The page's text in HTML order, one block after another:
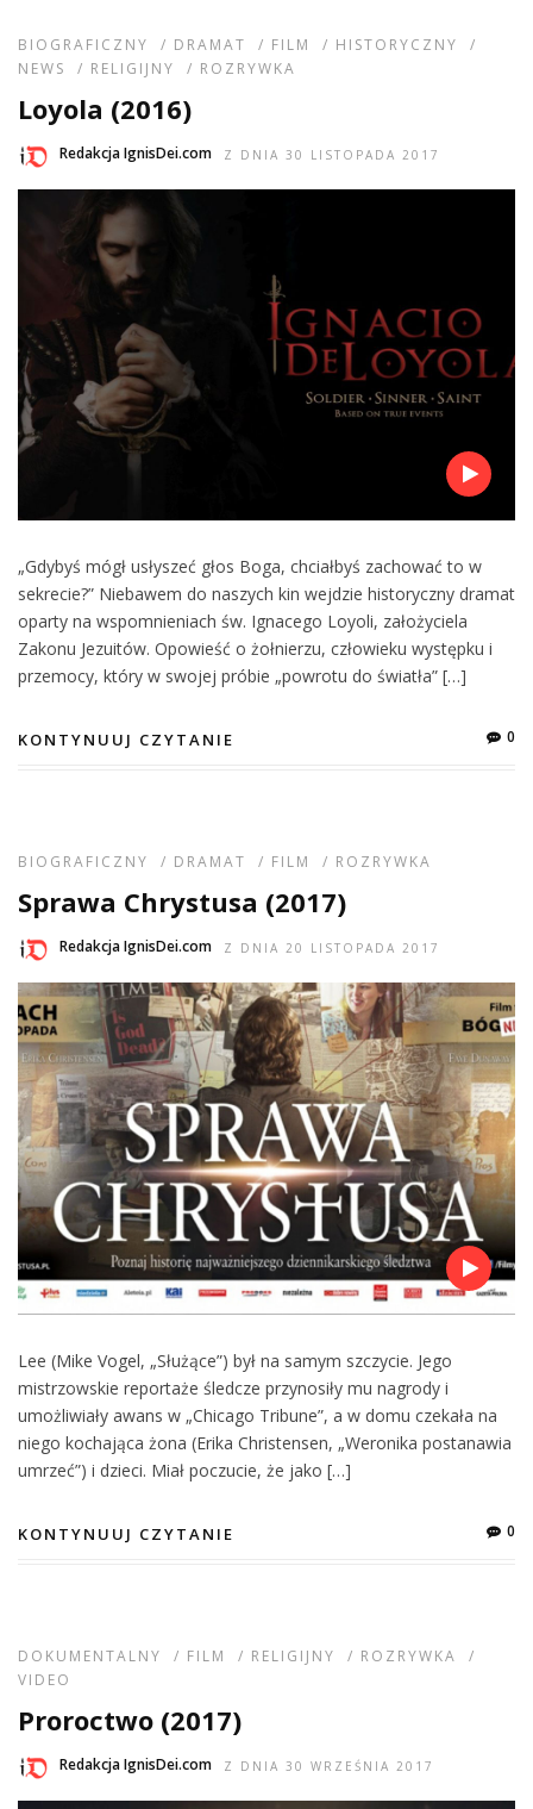
BIOGRAFICZNY / DRAMAT / FILM / HISTORYCZNY
/
NEWS
/ RELIGIJNY / ROZRYWKA
Loyola (2016)
Redakcja IgnisDei.com Z DNIA 30 LISTOPADA 2017
„Gdybyś mógł usłyszeć głos Boga, chciałbyś zachować to w
sekrecie?” Niebawem do naszych kin wejdzie historyczny dramat
oparty na wspomnieniach św. Ignacego Loyoli, założyciela
Zakonu Jezuitów. Opowieść o żołnierzu, człowieku występku i
przemocy, który w swojej próbie „powrotu do światła” […]
KONTYNUUJ CZYTANIE 0
BIOGRAFICZNY / DRAMAT / FILM / ROZRYWKA
Sprawa Chrystusa (2017)
Redakcja IgnisDei.com Z DNIA 20 LISTOPADA 2017
Lee (Mike Vogel, „Służące”) był na samym szczycie. Jego
mistrzowskie reportaże śledcze przynosiły mu nagrody i
umożliwiały awans w „Chicago Tribune”, a w domu czekała na
niego kochająca żona (Erika Christensen, „Weronika postanawia
umrzeć”) i dzieci. Miał poczucie, że jako […]
KONTYNUUJ CZYTANIE 0
DOKUMENTALNY / FILM / RELIGIJNY / ROZRYWKA
/
VIDEO
Proroctwo (2017)
Redakcja IgnisDei.com Z DNIA 30 WRZEŚNIA 2017